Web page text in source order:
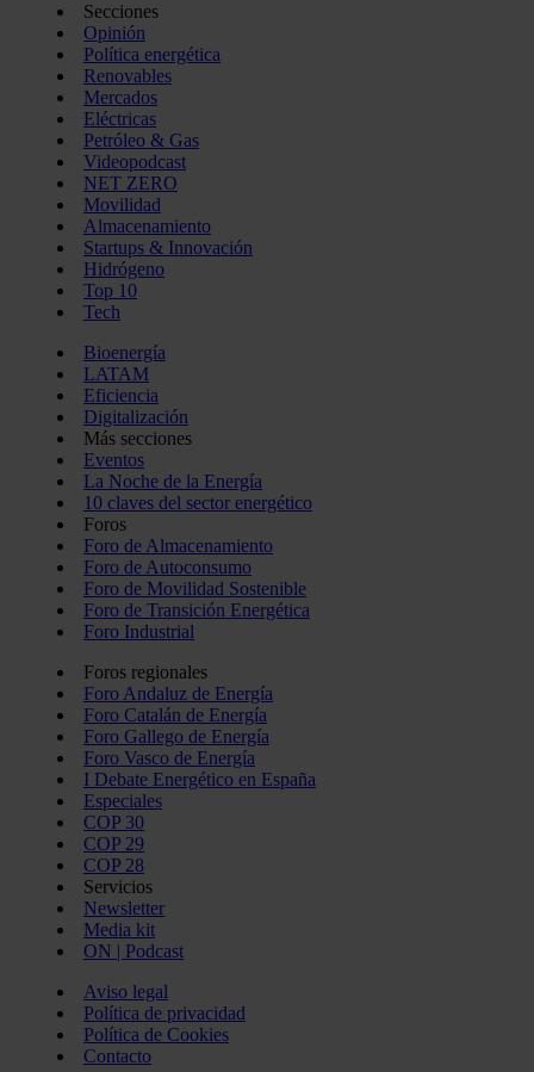
Secciones
Opinión
Política energética
Renovables
Mercados
Eléctricas
Petróleo & Gas
Videopodcast
NET ZERO
Movilidad
Almacenamiento
Startups & Innovación
Hidrógeno
Top 10
Tech
Bioenergía
LATAM
Eficiencia
Digitalización
Más secciones
Eventos
La Noche de la Energía
10 claves del sector energético
Foros
Foro de Almacenamiento
Foro de Autoconsumo
Foro de Movilidad Sostenible
Foro de Transición Energética
Foro Industrial
Foros regionales
Foro Andaluz de Energía
Foro Catalán de Energía
Foro Gallego de Energía
Foro Vasco de Energía
I Debate Energético en España
Especiales
COP 30
COP 29
COP 28
Servicios
Newsletter
Media kit
ON | Podcast
Aviso legal
Política de privacidad
Política de Cookies
Contacto